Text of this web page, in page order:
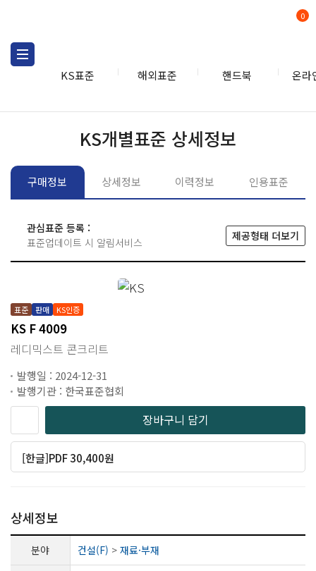
KS표준 해외표준 핸드북 온라
0
KS개별표준 상세정보
구매정보 상세정보 이력정보 인용표준
관심표준 등록 :
표준업데이트 시 알림서비스
제공형태 더보기
표준 판매 KS인증
KS F 4009
레디믹스트 콘크리트
발행일 : 2024-12-31
발행기관 : 한국표준협회
장바구니 담기
[한글]PDF 30,400원
상세정보
분야 건설(F) > 재료·부재